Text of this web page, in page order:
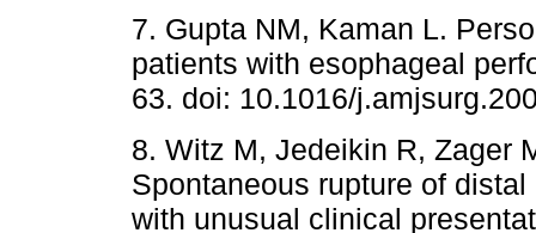
7. Gupta NM, Kaman L.
patients with esophageal
63. doi: 10.1016/
8. Witz M, Jedeikin R, Zager
Spontaneous rupture of
with unusual clinical